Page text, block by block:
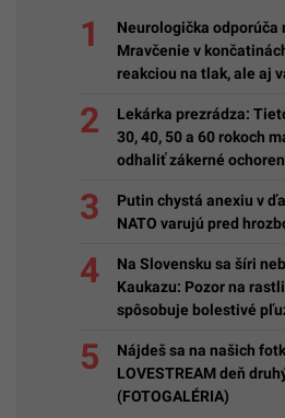
Neurologička odporúča
Mravčenie v
reakciou na tlak, ale aj
Lekárka prezrádza:
30, 40, 50 a 60 rokoch
odhaliť zákerné
Putin chystá anexiu v
NATO varujú pred
Na Slovensku sa šíri
Kaukazu: Pozor na
spôsobuje bolestivé
Nájdeš sa na našich
LOVESTREAM deň
(FOTOGALÉRIA)